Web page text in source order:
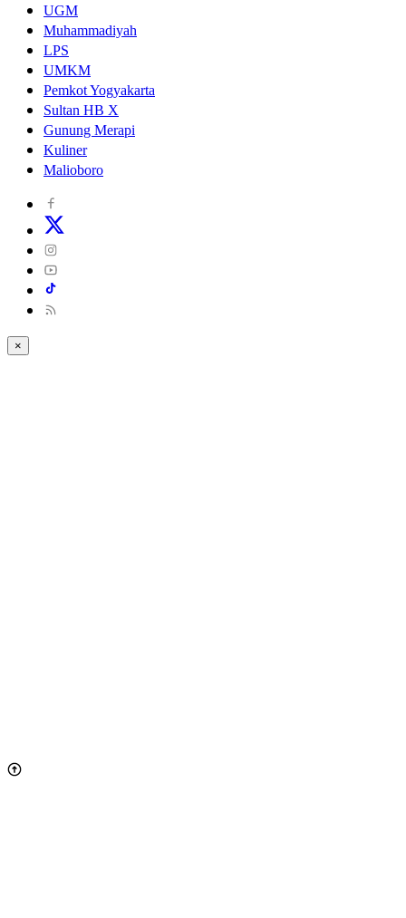
UGM
Muhammadiyah
LPS
UMKM
Pemkot Yogyakarta
Sultan HB X
Gunung Merapi
Kuliner
Malioboro
×